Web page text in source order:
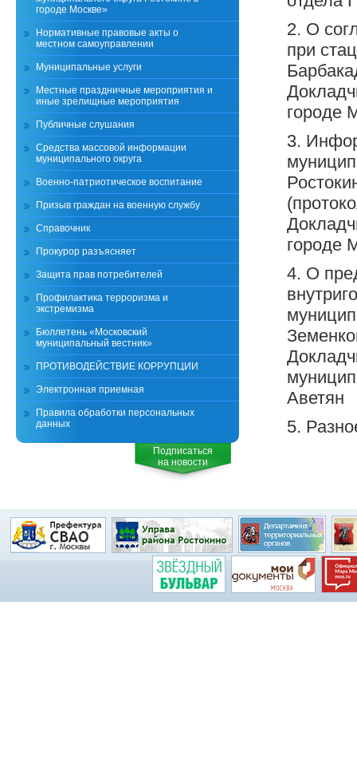
2. О
при
городе
3.
городе
4. О
Аветян
5.
городе Москве»
Нормативные правовые акты о
местном самоуправлении
Муниципальные услуги
Местные праздничные мероприятия и
иные зрелищные мероприятия
Публичные слушания
Средства массовой информации
муниципального округа
Военно-патриотическое воспитание
Призыв граждан на военную службу
Справочник
Прокурор разъясняет
Защита прав потребителей
Профилактика терроризма и
экстремизма
Бюллетень «Московский
муниципальный вестник»
ПРОТИВОДЕЙСТВИЕ КОРРУПЦИИ
Электронная приемная
Правила обработки персональных
данных
Подписаться
на новости